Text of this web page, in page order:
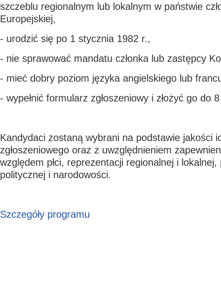
szczeblu regionalnym lub lokalnym w państwie
Europejskiej,
- urodzić się po 1 stycznia 1982 r.,
- nie sprawować mandatu członka lub zastępcy
- mieć dobry poziom języka angielskiego lub
- wypełnić formularz zgłoszeniowy i złożyć go do
Kandydaci zostaną wybrani na podstawie jakości
zgłoszeniowego oraz z uwzględnieniem
względem płci, reprezentacji regionalnej i
politycznej i narodowości.
Szczegóły programu